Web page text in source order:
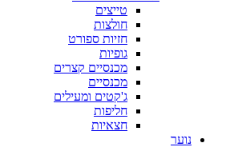
טייצים
חולצות
חזיות ספורט
גופיות
מכנסיים קצרים
מכנסיים
ג'קטים ומעילים
חליפות
חצאיות
נוער